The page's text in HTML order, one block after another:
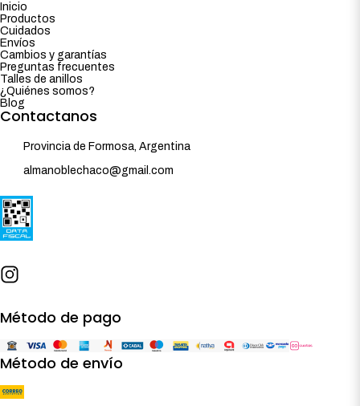
Inicio
Productos
Cuidados
Envíos
Cambios y garantías
Preguntas frecuentes
Talles de anillos
¿Quiénes somos?
Blog
Contactanos
Provincia de Formosa, Argentina
almanoblechaco@gmail.com
Método de pago
Método de envío